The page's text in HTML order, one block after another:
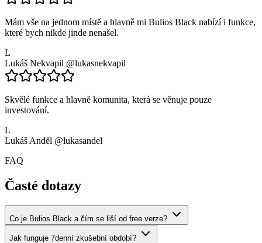
Mám vše na jednom místě a hlavně mi Bulios Black nabízí i funkce,
které bych nikde jinde nenašel.
L
Lukáš Nekvapil @lukasnekvapil
Skvělé funkce a hlavně komunita, která se věnuje pouze
investování.
L
Lukáš Anděl @lukasandel
FAQ
Časté dotazy
Co je Bulios Black a čím se liší od free verze?
Jak funguje 7denní zkušební období?